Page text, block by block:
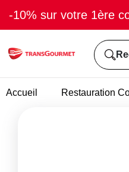
-10% sur votre 1ère
Accueil Restauration